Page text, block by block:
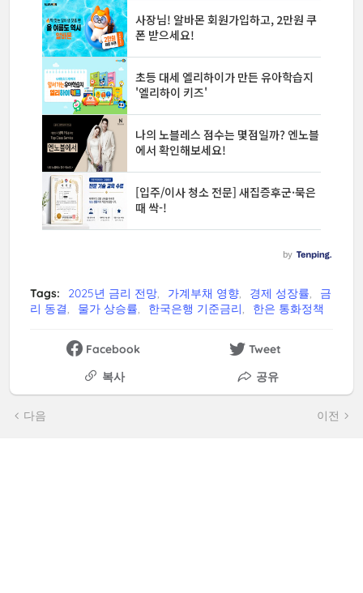
Tags: 2025년 금리 전망 가계부채 영향 경제 성장률
금
리 동결
물가 상승률 한국은행 기준금리 한은 통화정책
Facebook
Tweet
복사
공유
다음 이전